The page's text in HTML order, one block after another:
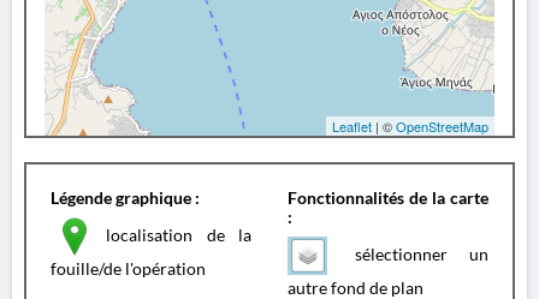
Leaflet | ©OpenStreetMap
Légende graphique :
localisation de la
fouille/de l'opération
Fonctionnalités de la carte
:
sélectionner un
autre fond de plan